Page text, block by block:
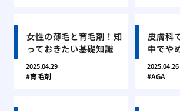
女性の薄毛と育毛剤！知
っておきたい基礎知識
2025.04.29
育毛剤
皮膚科
中でや
2025.04.26
AGA